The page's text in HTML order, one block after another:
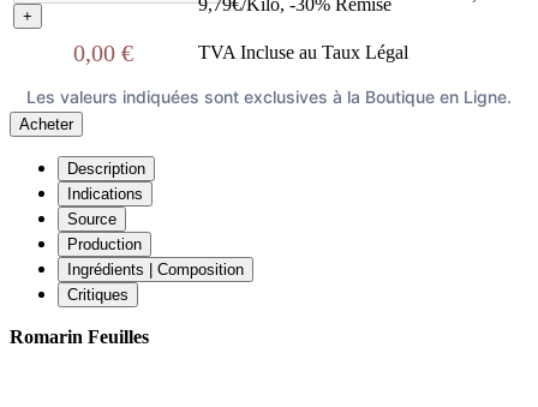
+
9,79€/Kilo, -30% Remise
0,00 € TVA Incluse au Taux Légal
Les valeurs indiquées sont exclusives à la Boutique en Ligne.
Acheter
Description
Indications
Source
Production
Ingrédients | Composition
Critiques
Romarin Feuilles